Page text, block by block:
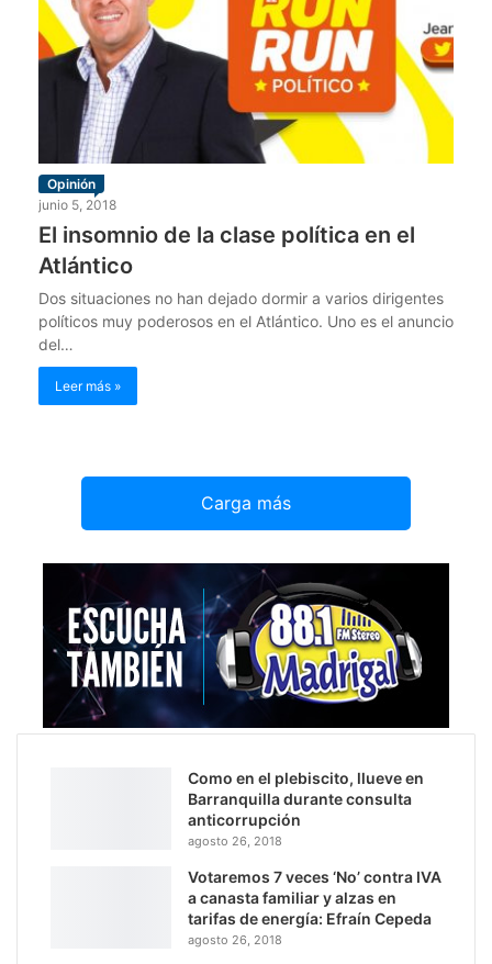
Opinión
junio 5, 2018
El insomnio de la clase política en el
Atlántico
Dos situaciones no han dejado dormir a varios dirigentes
políticos muy poderosos en el Atlántico. Uno es el anuncio
del…
Leer más »
Carga más
Como en el plebiscito, llueve en
Barranquilla durante consulta
anticorrupción
agosto 26, 2018
Votaremos 7 veces ‘No’ contra IVA
a canasta familiar y alzas en
tarifas de energía: Efraín Cepeda
agosto 26, 2018